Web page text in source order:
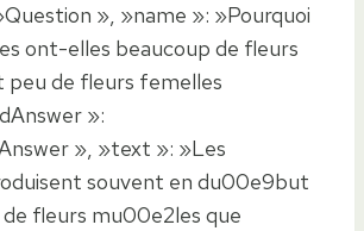
», »name »: »Pourquoi
ont-elles beaucoup de fleurs
de fleurs femelles
»:
», »text »: »Les
souvent en du00e9but
de fleurs mu00e2les que